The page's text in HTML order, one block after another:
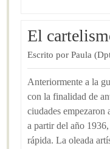
El
Escrito por Paula
Anteriormente a la
con la finalidad de
ciudades
a partir del año
rápida. La oleada